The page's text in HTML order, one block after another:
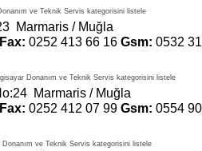
ve Teknik Servis kategorisini listele
Marmaris / Muğla
Fax: 0252 413 66 16 Gsm: 0532
Donanım ve Teknik Servis kategorisini listele
Marmaris / Muğla
Fax: 0252 412 07 99 Gsm: 0554
Donanım ve Teknik Servis kategorisini listele